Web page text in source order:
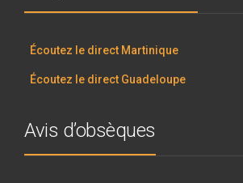
Écoutez le direct Martinique
Écoutez le direct Guadeloupe
Avis d’obsèques